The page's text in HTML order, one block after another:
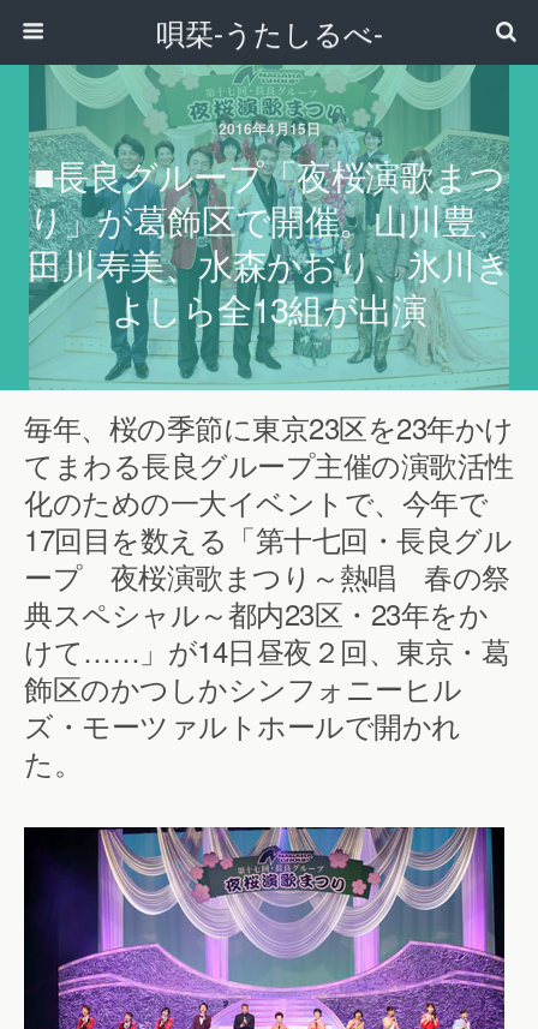
唄栞-うたしるべ-
2016年4月15日
■長良グループ「夜桜演歌まつ
り」が葛飾区で開催。山川豊、
田川寿美、水森かおり、氷川き
よしら全13組が出演
毎年、桜の季節に東京23区を23年かけ
てまわる長良グループ主催の演歌活性
化のための一大イベントで、今年で
17回目を数える「第十七回・長良グル
ープ 夜桜演歌まつり～熱唱 春の祭
典スペシャル～都内23区・23年をか
けて……」が14日昼夜２回、東京・葛
飾区のかつしかシンフォニーヒル
ズ・モーツァルトホールで開かれ
た。